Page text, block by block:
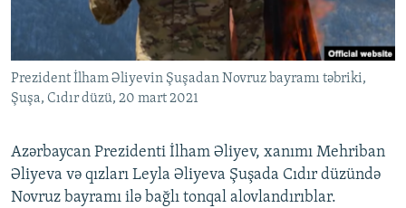
İNFOQRAFIKA
KARIKATURA
AZƏRBAYCAN ƏDƏBIYYATI KITABXANASI
İSLAM VƏ DEMOKRATIYA
İZ - MƏDƏNIYYƏT PROQRAMI
PEŞƏ ETIKASI VƏ JURNALISTIKA STANDARTLARIMIZ
MATERIALLARIMIZDAN ISTIFADƏ
BIZIMLƏ ƏLAQƏ
XƏBƏR BÜLLETENLƏRIMIZ
Prezident İlham Əliyevin Şuşadan Novruz bayramı təbriki,
Şuşa, Cıdır düzü, 20 mart 2021
Azərbaycan Prezidenti İlham Əliyev, xanımı Mehriban
Əliyeva və qızları Leyla Əliyeva Şuşada Cıdır düzündə
Novruz bayramı ilə bağlı tonqal alovlandırıblar.